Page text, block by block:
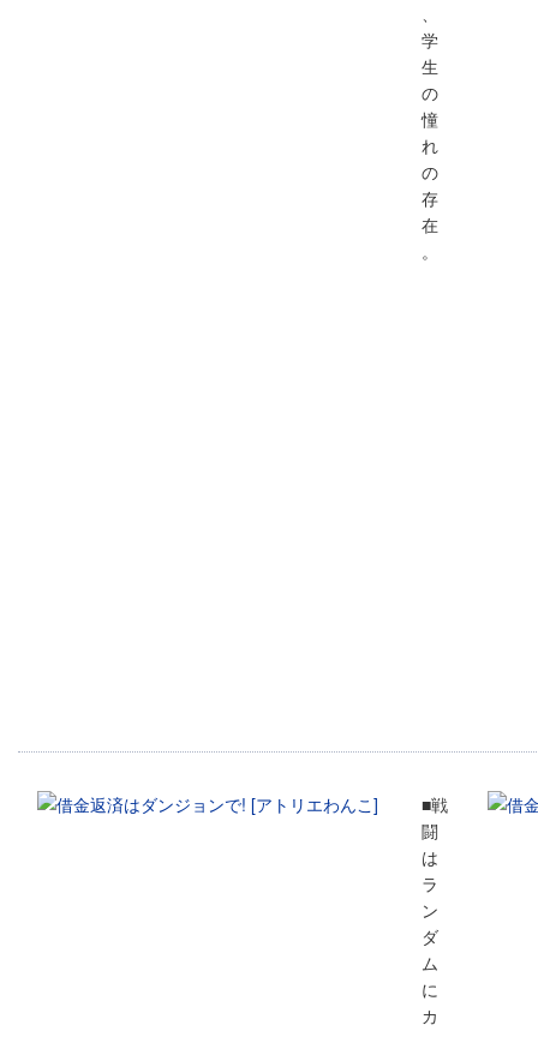
学
生
の
憧
れ
の
存
在
。
■戦
闘
は
ラ
ン
ダ
ム
に
カ